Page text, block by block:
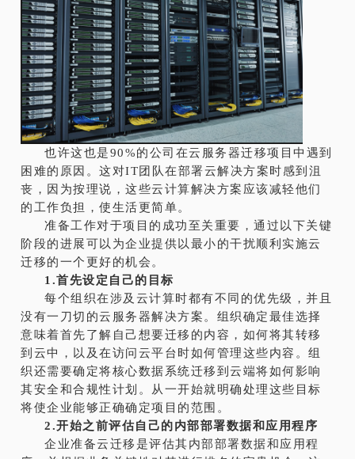
也许这也是90%的公司在云服务器迁移项目中遇到
困难的原因。这对IT团队在部署云解决方案时感到沮
丧，因为按理说，这些云计算解决方案应该减轻他们
的工作负担，使生活更简单。
准备工作对于项目的成功至关重要，通过以下关键
阶段的进展可以为企业提供以最小的干扰顺利实施云
迁移的一个更好的机会。
1.首先设定自己的目标
每个组织在涉及云计算时都有不同的优先级，并且
没有一刀切的云服务器解决方案。组织确定最佳选择
意味着首先了解自己想要迁移的内容，如何将其转移
到云中，以及在访问云平台时如何管理这些内容。组
织还需要确定将核心数据系统迁移到云端将如何影响
其安全和合规性计划。从一开始就明确处理这些目标
将使企业能够正确确定项目的范围。
2.开始之前评估自己的内部部署数据和应用程序
企业准备云迁移是评估其内部部署数据和应用程